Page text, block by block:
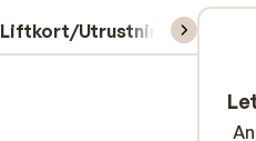
Liftkort/Utrustning/Skidskola